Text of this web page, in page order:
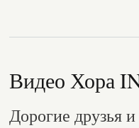
Видео Хора
Дорогие друзья